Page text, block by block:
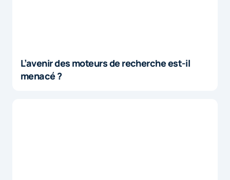
L’avenir des moteurs de recherche est-il
menacé ?